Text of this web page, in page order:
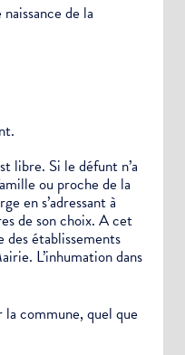
de la
libre. Si le défunt n’a
ou proche de la
en s’adressant à
de son choix. A cet
établissements
L’inhumation dans
la commune, quel que
: